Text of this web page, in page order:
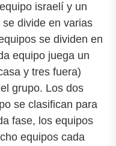
israelí y un
divide en varias
se dividen en
equipo juega un
y tres fuera)
grupo. Los dos
se clasifican para
fase, los equipos
equipos cada